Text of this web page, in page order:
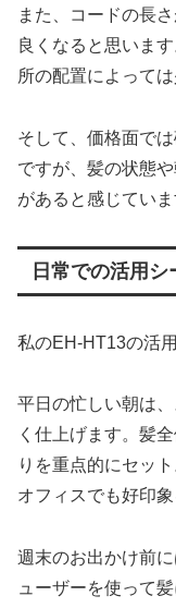
また、コードの長
良くなると思いま
所の配置によって
そして、価格面で
ですが、髪の状態
があると感じていま
日常での活用シ
私のEH-HT13の活
平日の忙しい朝は
く仕上げます。髪
りを重点的にセッ
オフィスでも好印
週末のお出かけ前
ューザーを使って